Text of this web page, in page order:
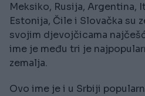
Meksiko, Rusija, Argentina,
Estonija, Čile i Slovačka su
svojim djevojčicama
ime je među tri je
zemalja.
Ovo ime je i u Srbiji